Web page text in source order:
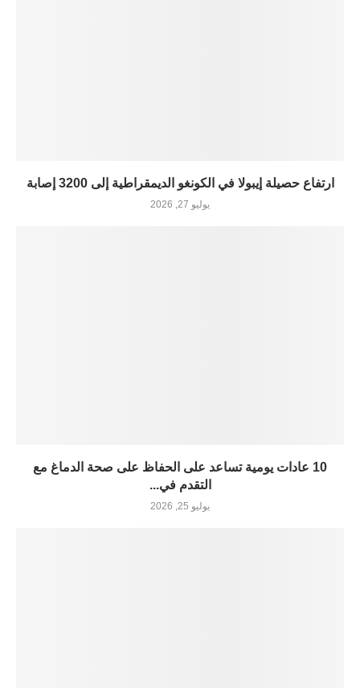
ارتفاع حصيلة إيبولا في الكونغو الديمقراطية إلى 3200 إصابة
يوليو 27, 2026
10 عادات يومية تساعد على الحفاظ على صحة الدماغ مع
التقدم في...
يوليو 25, 2026